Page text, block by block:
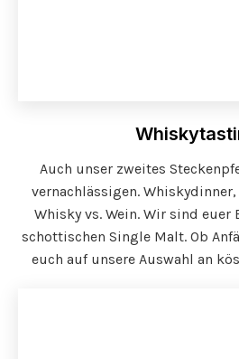
Auch unser zweites
vernachlässigen.
Whisky vs. Wein. Wir sind
schottischen Single Malt. Ob
euch auf unsere Auswahl an